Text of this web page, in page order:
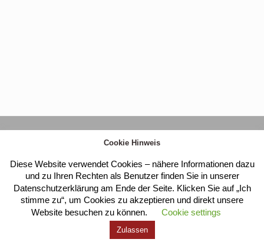
Kloster Heilig Kreuz |Impressum
Cookie Hinweis
Diese Website verwendet Cookies – nähere Informationen dazu
und zu Ihren Rechten als Benutzer finden Sie in unserer
Datenschutzerklärung am Ende der Seite. Klicken Sie auf „Ich
stimme zu“, um Cookies zu akzeptieren und direkt unsere
Website besuchen zu können.
Cookie settings
Zulassen